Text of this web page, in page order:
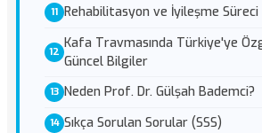
Rehabilitasyon ve İyileşme Süreci
Kafa Travmasında Türkiye'ye
Güncel Bilgiler
Neden Prof. Dr. Gülşah Bademci?
Sıkça Sorulan Sorular (SSS)